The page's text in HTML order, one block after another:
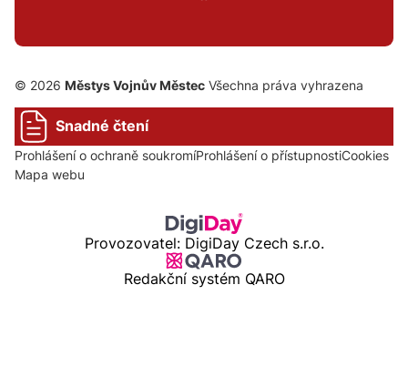
© 2026 Městys Vojnův Městec Všechna práva vyhrazena
Snadné čtení
Prohlášení o ochraně soukromíProhlášení o přístupnostiCookies
Mapa webu
Provozovatel: DigiDay Czech s.r.o.
Redakční systém QARO